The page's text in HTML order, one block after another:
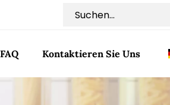
FAQ Kontaktieren Sie Uns